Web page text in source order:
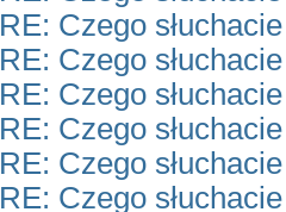
RE: Czego
RE: Czego
RE: Czego
RE: Czego
RE: Czego
RE: Czego